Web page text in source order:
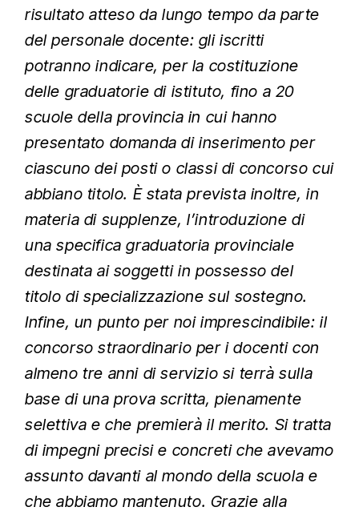
risultato atteso da lungo tempo da parte
del personale docente: gli iscritti
potranno indicare, per la costituzione
delle graduatorie di istituto, fino a 20
scuole della provincia in cui hanno
presentato domanda di inserimento per
ciascuno dei posti o classi di concorso cui
abbiano titolo. È stata prevista inoltre, in
materia di supplenze, l’introduzione di
una specifica graduatoria provinciale
destinata ai soggetti in possesso del
titolo di specializzazione sul sostegno.
Infine, un punto per noi imprescindibile: il
concorso straordinario per i docenti con
almeno tre anni di servizio si terrà sulla
base di una prova scritta, pienamente
selettiva e che premierà il merito. Si tratta
di impegni precisi e concreti che avevamo
assunto davanti al mondo della scuola e
che abbiamo mantenuto. Grazie alla